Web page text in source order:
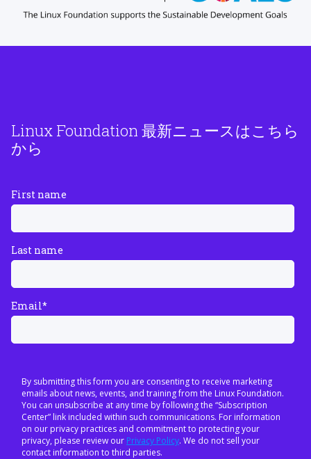
Linux Foundation 最新ニュースはこちら
から
First name
Last name
Email*
By submitting this form you are consenting to receive marketing
emails about news, events, and training from the Linux Foundation.
You can unsubscribe at any time by following the “Subscription
Center” link included within such communications. For information
on our privacy practices and commitment to protecting your
privacy, please review our Privacy Policy. We do not sell your
contact information to third parties.